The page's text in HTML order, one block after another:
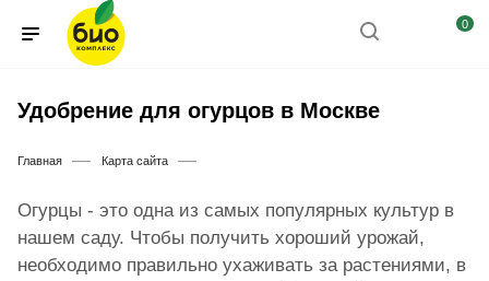
0
Удобрение для огурцов в Москве
Главная — Карта сайта —
Огурцы - это одна из самых популярных культур в
нашем саду. Чтобы получить хороший урожай,
необходимо правильно ухаживать за растениями, в